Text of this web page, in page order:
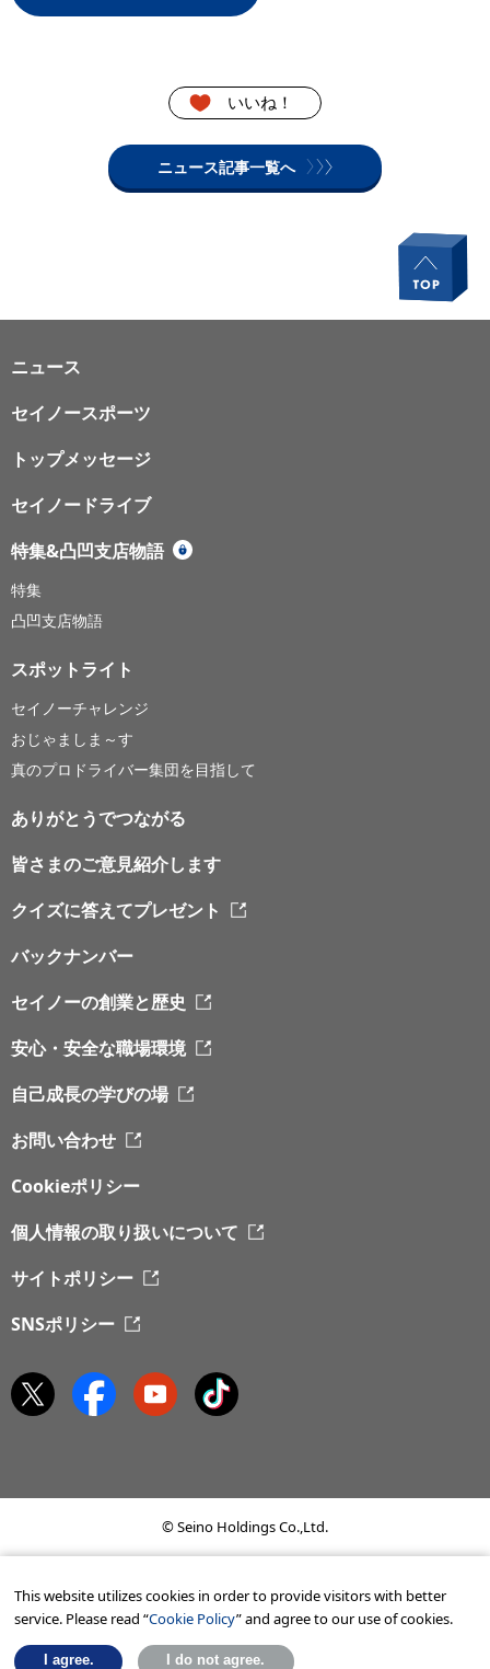
いいね！
ニュース記事一覧へ
ニュース
セイノースポーツ
トップメッセージ
セイノードライブ
特集&凸凹支店物語
特集
凸凹支店物語
スポットライト
セイノーチャレンジ
おじゃましま～す
真のプロドライバー集団を目指して
ありがとうでつながる
皆さまのご意見紹介します
クイズに答えてプレゼント
バックナンバー
セイノーの創業と歴史
安心・安全な職場環境
自己成長の学びの場
お問い合わせ
Cookieポリシー
個人情報の取り扱いについて
サイトポリシー
SNSポリシー
© Seino Holdings Co.,Ltd.
This website utilizes cookies in order to provide visitors with better
service. Please read “Cookie Policy” and agree to our use of cookies.
I agree. I do not agree.